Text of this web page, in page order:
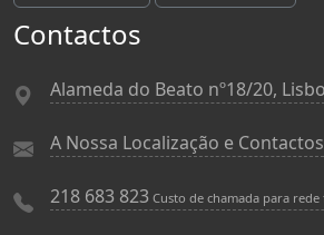
Contactos
Alameda do Beato nº18/20,
A Nossa Localização e Contactos
218 683 823 Custo de chamada para rede